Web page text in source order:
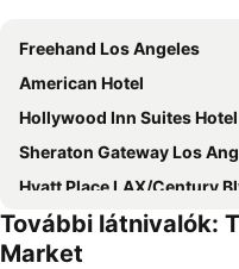
Freehand Los Angeles
American Hotel
Hollywood Inn Suites Hotel
Sheraton Gateway Los Angeles Hotel
Hyatt Place LAX/Century
Ocean Park Hotel
Hotel MdR Marina del Rey - a DoubleTree by Hilton
További látnivalók:
Market